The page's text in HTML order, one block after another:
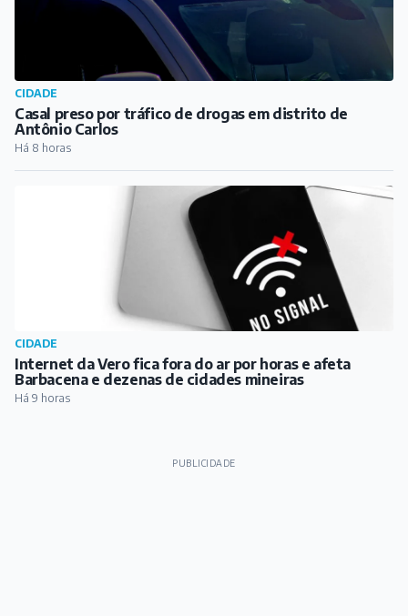
CIDADE
Internet da Vero fica fora do ar por horas e afeta
Barbacena e dezenas de cidades mineiras
Há 9 horas
PUBLICIDADE